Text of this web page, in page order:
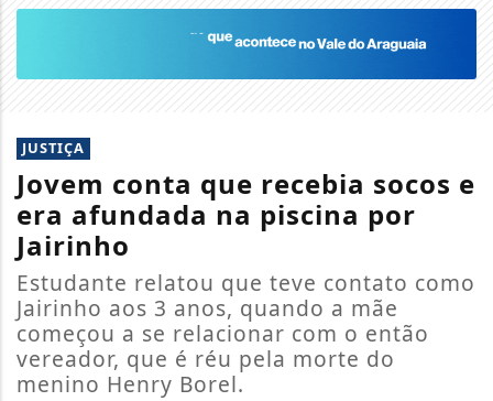
JUSTIÇA
Jovem conta que recebia socos e
era afundada na piscina por
Jairinho
Estudante relatou que teve contato como
Jairinho aos 3 anos, quando a mãe
começou a se relacionar com o então
vereador, que é réu pela morte do
menino Henry Borel.